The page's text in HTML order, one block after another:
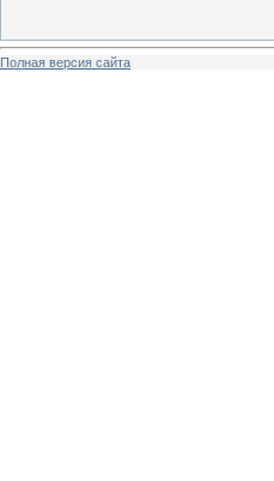
Полная версия сайта